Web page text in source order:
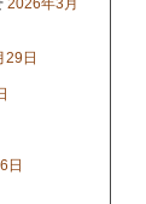
29日
日